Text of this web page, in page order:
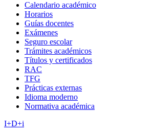
Calendario académico
Horarios
Guías docentes
Exámenes
Seguro escolar
Trámites académicos
Títulos y certificados
RAC
TFG
Prácticas externas
Idioma moderno
Normativa académica
I+D+i